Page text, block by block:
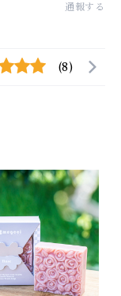
通報する
(8)